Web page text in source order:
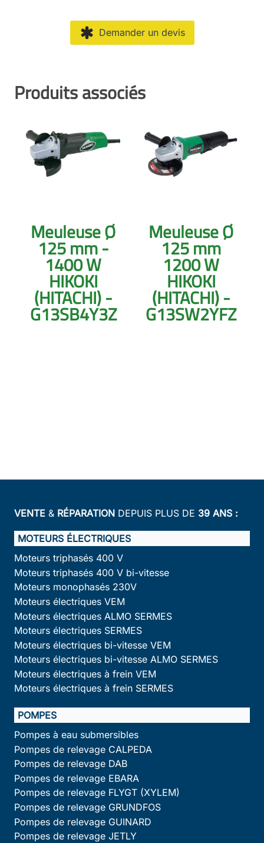
Demander un devis
Produits associés
Meuleuse Ø
125 mm -
1400 W
HIKOKI
(HITACHI) -
G13SB4Y3Z
Meuleuse Ø
125 mm
1200 W
HIKOKI
(HITACHI) -
G13SW2YFZ
VENTE & RÉPARATION DEPUIS PLUS DE 39 ANS :
MOTEURS ÉLECTRIQUES
Moteurs triphasés 400 V
Moteurs triphasés 400 V bi-vitesse
Moteurs monophasés 230V
Moteurs électriques VEM
Moteurs électriques ALMO SERMES
Moteurs électriques SERMES
Moteurs électriques bi-vitesse VEM
Moteurs électriques bi-vitesse ALMO SERMES
Moteurs électriques à frein VEM
Moteurs électriques à frein SERMES
POMPES
Pompes à eau submersibles
Pompes de relevage CALPEDA
Pompes de relevage DAB
Pompes de relevage EBARA
Pompes de relevage FLYGT (XYLEM)
Pompes de relevage GRUNDFOS
Pompes de relevage GUINARD
Pompes de relevage JETLY